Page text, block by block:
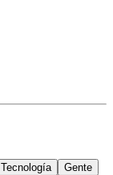
Tecnología Gente